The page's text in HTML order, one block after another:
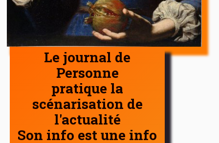
Le journal de
Personne
pratique la
scénarisation de
l'actualité
Son info est une info